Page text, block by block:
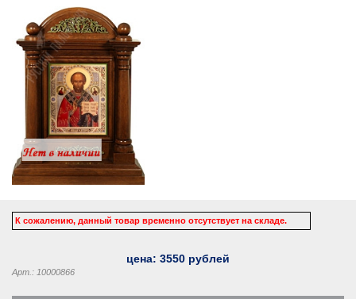
К сожалению, данный товар временно отсутствует на складе.
цена: 3550 рублей
Арт.: 10000866